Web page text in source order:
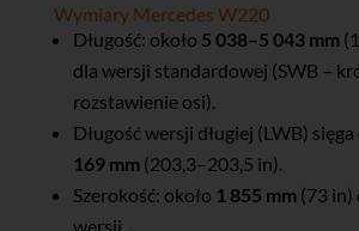
Wymiary Mercedes W220
Długość: około 5 038–5 043 mm
dla wersji standardowej (SWB –
rozstawienie osi).
Długość wersji długiej (LWB) sięga
169 mm(203,3–203,5 in).
Szerokość: około 1 855 mm(73 in)
wersji.